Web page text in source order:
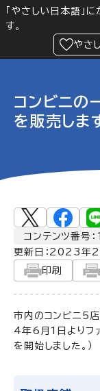
「やさしい日本語」
す。
やさ
コンビニの
を販売しま
コンテンツ番号
更新日： 2023年2
印刷
市内のコンビニ5店
4年6月1日よりフ
を開始しました。）